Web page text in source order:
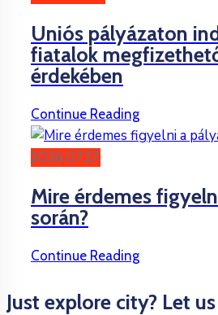
Uniós pályázaton
fiatalok
érdekében
Continue Reading
2026.07.27.
Mire érdemes
során?
Continue Reading
Just explore city? Let